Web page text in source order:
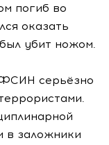
погиб во
оказать
убит ножом.
серьёзно
в заложники